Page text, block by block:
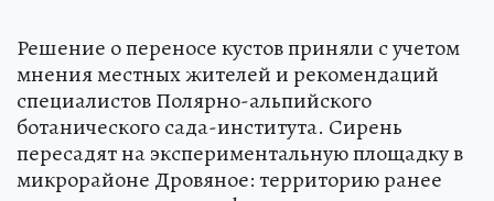
Решение о переносе кустов приняли с учетом
мнения местных жителей и рекомендаций
специалистов Полярно-альпийского
ботанического сада-института. Сирень
пересадят на экспериментальную площадку в
микрорайоне Дровяное: территорию ранее